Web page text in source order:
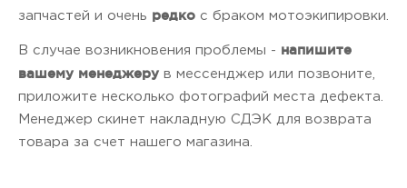
запчастей и очень редко с браком мотоэкипировки.
В случае возникновения проблемы - напишите
вашему менеджеру в мессенджер или позвоните,
приложите несколько фотографий места дефекта.
Менеджер скинет накладную СДЭК для возврата
товара за счет нашего магазина.